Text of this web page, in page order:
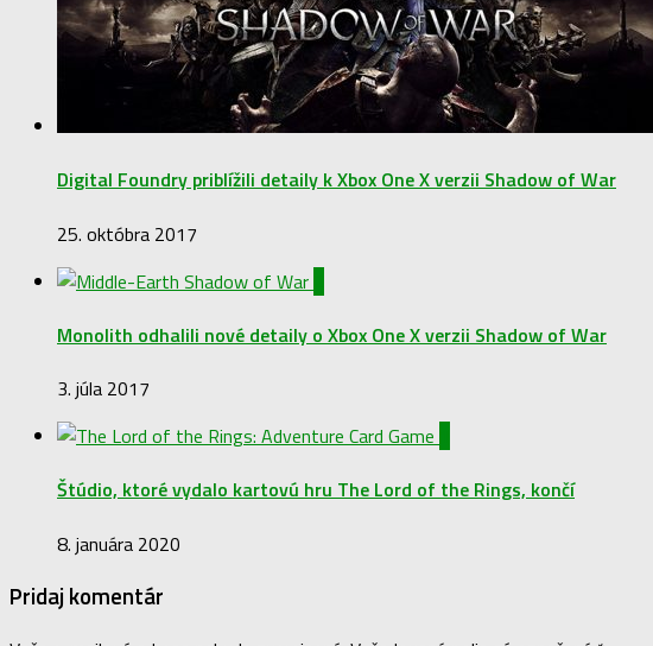
Digital Foundry priblížili detaily k Xbox One X verzii Shadow of War
25. októbra 2017
Monolith odhalili nové detaily o Xbox One X verzii Shadow of War
3. júla 2017
Štúdio, ktoré vydalo kartovú hru The Lord of the Rings, končí
8. januára 2020
Pridaj komentár